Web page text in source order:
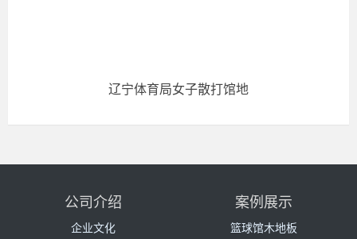
辽宁体育局女子散打馆地
公司介绍
企业文化
案例展示
篮球馆木地板